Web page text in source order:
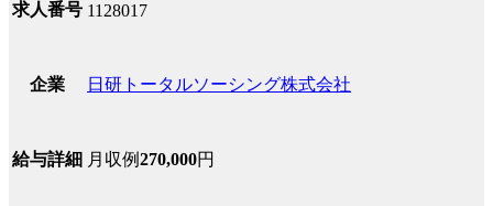
求人番号 1128017
企業 日研トータルソーシング株式会社
給与詳細 月収例270,000円